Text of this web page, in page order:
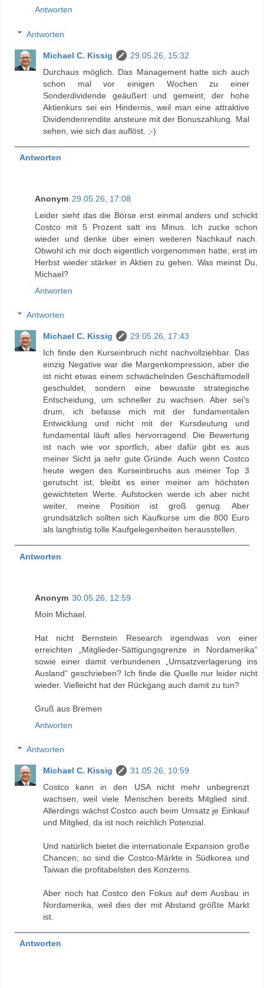
Antworten
Antworten
Michael C. Kissig
29.05.26, 15:32
Durchaus möglich. Das Management hatte sich auch
schon mal vor einigen Wochen zu einer
Sonderdividende geäußert und gemeint, der hohe
Aktienkurs sei ein Hindernis, weil man eine attraktive
Dividendenrendite ansteure mit der Bonuszahlung. Mal
sehen, wie sich das auflöst. ;-)
Antworten
Anonym 29.05.26, 17:08
Leider sieht das die Börse erst einmal anders und schickt
Costco mit 5 Prozent satt ins Minus. Ich zucke schon
wieder und denke über einen weiteren Nachkauf nach.
Obwohl ich mir doch eigentlich vorgenommen hatte, erst im
Herbst wieder stärker in Aktien zu gehen. Was meinst Du,
Michael?
Antworten
Antworten
Michael C. Kissig
29.05.26, 17:43
Ich finde den Kurseinbruch nicht nachvollziehbar. Das
einzig Negative war die Margenkompression, aber die
ist nicht etwas einem schwächelnden Geschäftsmodell
geschuldet, sondern eine bewusste strategische
Entscheidung, um schneller zu wachsen. Aber sei's
drum, ich befasse mich mit der fundamentalen
Entwicklung und nicht mit der Kursdeutung und
fundamental läuft alles hervorragend. Die Bewertung
ist nach wie vor sportlich, aber dafür gibt es aus
meiner Sicht ja sehr gute Gründe. Auch wenn Costco
heute wegen des Kurseinbruchs aus meiner Top 3
gerutscht ist, bleibt es einer meiner am höchsten
gewichteten Werte. Aufstocken werde ich aber nicht
weiter, meine Position ist groß genug. Aber
grundsätzlich sollten sich Kaufkurse um die 800 Euro
als langfristig tolle Kaufgelegenheiten herausstellen.
Antworten
Anonym 30.05.26, 12:59
Moin Michael.
Hat nicht Bernstein Research irgendwas von einer
erreichten „Mitglieder-Sättigungsgrenze in Nordamerika“
sowie einer damit verbundenen „Umsatzverlagerung ins
Ausland“ geschrieben? Ich finde die Quelle nur leider nicht
wieder. Vielleicht hat der Rückgang auch damit zu tun?
Gruß aus Bremen
Antworten
Antworten
Michael C. Kissig
31.05.26, 10:59
Costco kann in den USA nicht mehr unbegrenzt
wachsen, weil viele Menschen bereits Mitglied sind.
Allerdings wächst Costco auch beim Umsatz je Einkauf
und Mitglied, da ist noch reichlich Potenzial.
Und natürlich bietet die internationale Expansion große
Chancen; so sind die Costco-Märkte in Südkorea und
Taiwan die profitabelsten des Konzerns.
Aber noch hat Costco den Fokus auf dem Ausbau in
Nordamerika, weil dies der mit Abstand größte Markt
ist.
Antworten